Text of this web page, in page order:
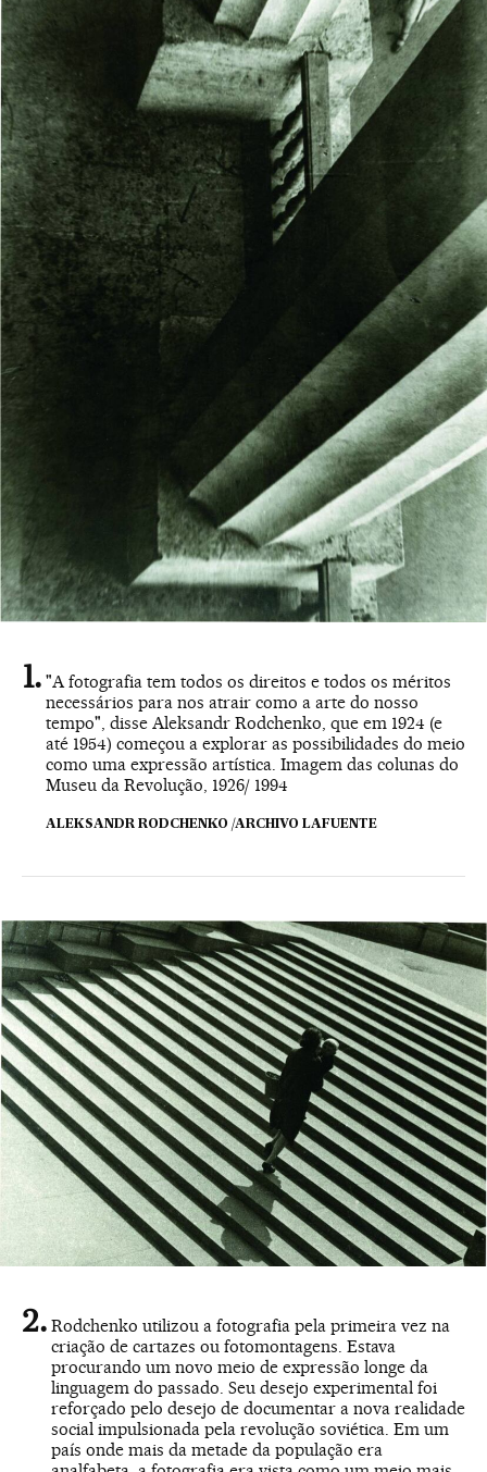
"A fotografia tem todos os direitos e todos os méritos
necessários para nos atrair como a arte do nosso
tempo", disse Aleksandr Rodchenko, que em 1924 (e
até 1954) começou a explorar as possibilidades do meio
como uma expressão artística. Imagem das colunas do
Museu da Revolução, 1926/ 1994
ALEKSANDR RODCHENKO /ARCHIVO LAFUENTE
Rodchenko utilizou a fotografia pela primeira vez na
criação de cartazes ou fotomontagens. Estava
procurando um novo meio de expressão longe da
linguagem do passado. Seu desejo experimental foi
reforçado pelo desejo de documentar a nova realidade
social impulsionada pela revolução soviética. Em um
país onde mais da metade da população era